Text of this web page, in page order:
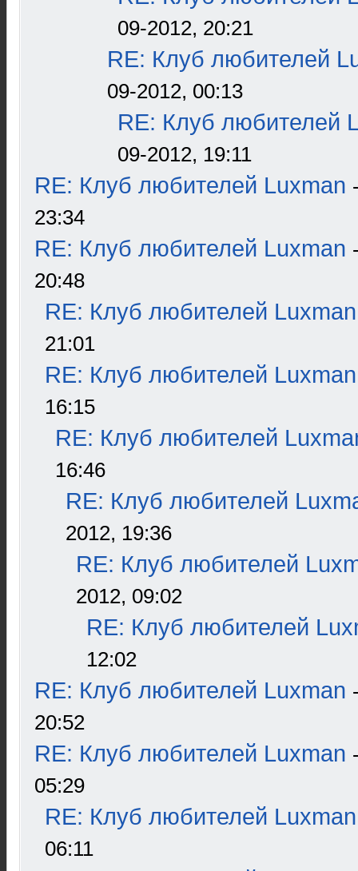
09-2012, 20:21
RE: Клуб любителей
09-2012, 00:13
RE: Клуб любителей
09-2012, 19:11
RE: Клуб любителей Luxman
23:34
RE: Клуб любителей Luxman
20:48
RE: Клуб любителей Luxman
21:01
RE: Клуб любителей Luxman
16:15
RE: Клуб любителей
16:46
RE: Клуб любителей
2012, 19:36
RE: Клуб любителей
2012, 09:02
RE: Клуб любителей
12:02
RE: Клуб любителей Luxman
20:52
RE: Клуб любителей Luxman
05:29
RE: Клуб любителей Luxman
06:11